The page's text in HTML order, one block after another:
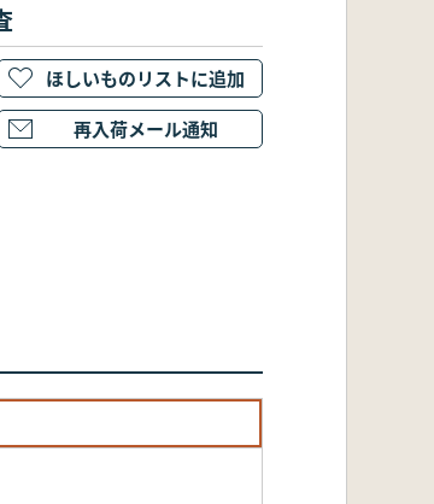
ほしいものリストに追加
再入荷メール通知